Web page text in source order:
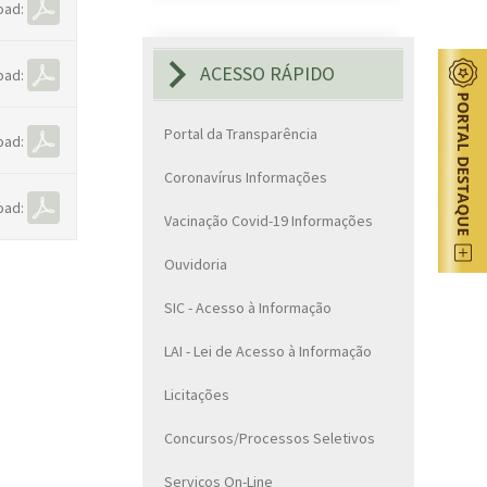
ACESSO RÁPIDO
Portal da Transparência
Coronavírus Informações
Vacinação Covid-19 Informações
Ouvidoria
SIC - Acesso à Informação
LAI - Lei de Acesso à Informação
Licitações
Concursos/Processos Seletivos
Serviços On-Line